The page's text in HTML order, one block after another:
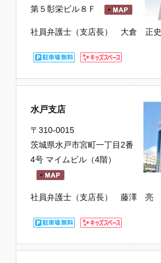
第５彰栄ビル８Ｆ
社員弁護士（支店長） 大倉 正史
水戸支店
〒310-0015
茨城県水戸市宮町一丁目2番
4号 マイムビル（4階）
社員弁護士（支店長） 藤澤 亮